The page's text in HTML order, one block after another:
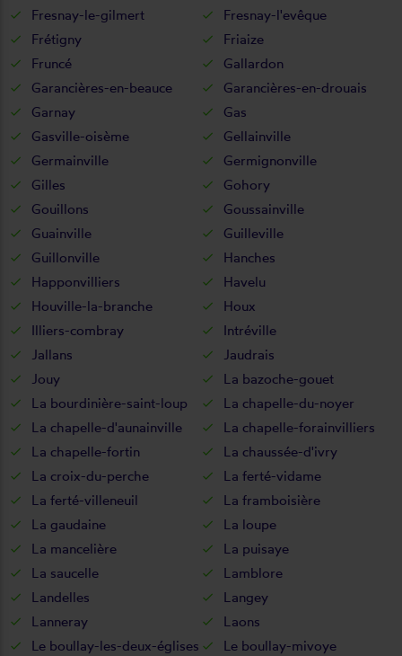
Fresnay-le-gilmert
Fresnay-l'evêque
Frétigny
Friaize
Fruncé
Gallardon
Garancières-en-beauce
Garancières-en-drouais
Garnay
Gas
Gasville-oisème
Gellainville
Germainville
Germignonville
Gilles
Gohory
Gouillons
Goussainville
Guainville
Guilleville
Guillonville
Hanches
Happonvilliers
Havelu
Houville-la-branche
Houx
Illiers-combray
Intréville
Jallans
Jaudrais
Jouy
La bazoche-gouet
La bourdinière-saint-loup
La chapelle-du-noyer
La chapelle-d'aunainville
La chapelle-forainvilliers
La chapelle-fortin
La chaussée-d'ivry
La croix-du-perche
La ferté-vidame
La ferté-villeneuil
La framboisière
La gaudaine
La loupe
La mancelière
La puisaye
La saucelle
Lamblore
Landelles
Langey
Lanneray
Laons
Le boullay-les-deux-églises
Le boullay-mivoye